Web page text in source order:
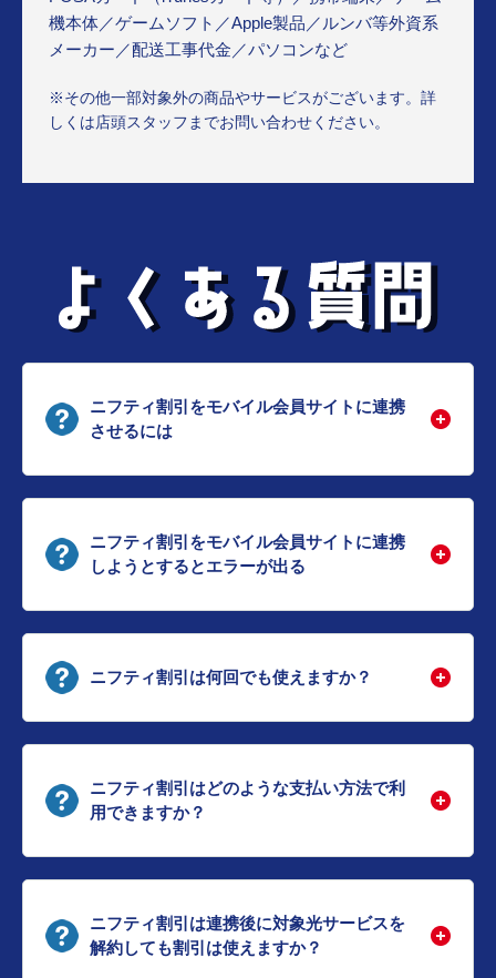
機本体／ゲームソフト／Apple製品／ルンバ等外資系
メーカー／配送工事代金／パソコンなど
※その他一部対象外の商品やサービスがございます。詳
しくは店頭スタッフまでお問い合わせください。
ニフティ割引をモバイル会員サイトに連携
させるには
ニフティ割引をモバイル会員サイトに連携
しようとするとエラーが出る
ニフティ割引は何回でも使えますか？
ニフティ割引はどのような支払い方法で利
用できますか？
ニフティ割引は連携後に対象光サービスを
解約しても割引は使えますか？